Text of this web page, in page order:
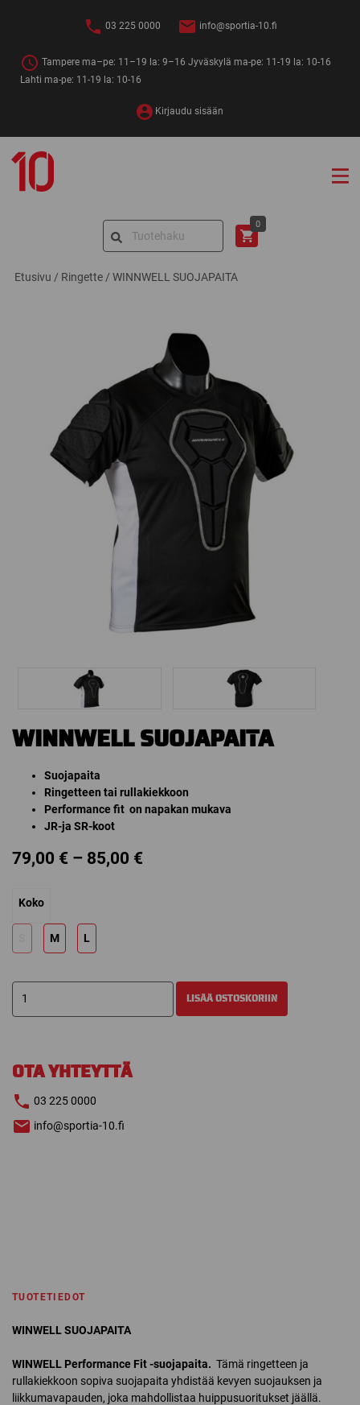
03 225 0000 info@sportia-10.fi
Tampere ma–pe: 11–19 la: 9–16 Jyväskylä ma-pe: 11-19 la: 10-16
Lahti ma-pe: 11-19 la: 10-16
Kirjaudu sisään
10
Search
0
Etusivu / Ringette/ WINNWELL SUOJAPAITA
WINNWELL SUOJAPAITA
Suojapaita
Ringetteen tai rullakiekkoon
Performance fit on napakan mukava
JR-ja SR-koot
79,00 € – 85,00 €
Koko
M L
WINNWELL
SUOJAPAITA
LISÄÄ OSTOSKORIIN
OTA YHTEYTTÄ
03 225 0000
info@sportia-10.fi
TUOTETIEDOT
WINWELL SUOJAPAITA
WINWELL Performance Fit -suojapaita. Tämä ringetteen ja
rullakiekkoon sopiva suojapaita yhdistää kevyen suojauksen ja
liikkumavapauden, joka mahdollistaa huippusuoritukset jäällä.